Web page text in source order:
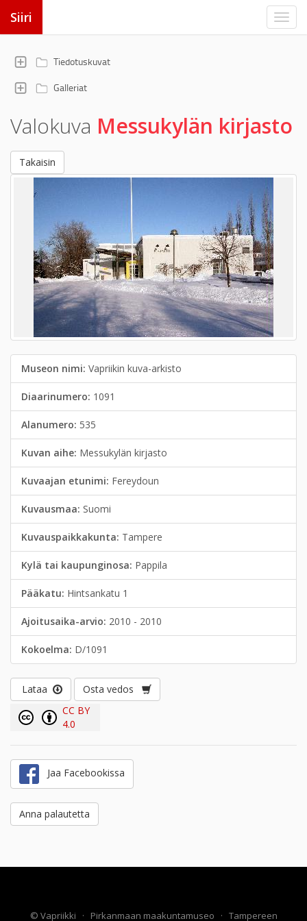
Siiri
Tiedotuskuvat
Galleriat
Valokuva Messukylän kirjasto
Takaisin
Museon nimi: Vapriikin kuva-arkisto
Diaarinumero: 1091
Alanumero: 535
Kuvan aihe: Messukylän kirjasto
Kuvaajan etunimi: Fereydoun
Kuvausmaa: Suomi
Kuvauspaikkakunta: Tampere
Kylä tai kaupunginosa: Pappila
Pääkatu: Hintsankatu 1
Ajoitusaika-arvio: 2010 - 2010
Kokoelma: D/1091
Lataa
Osta vedos
CC BY
4.0
Jaa Facebookissa
Anna palautetta
© Vapriikki · Pirkanmaan maakuntamuseo · Tampereen